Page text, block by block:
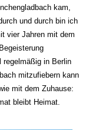
kam,
und durch bin ich
vier Jahren mit dem
regelmäßig in Berlin
mitzufiebern kann
mit dem Zuhause:
bleibt Heimat.